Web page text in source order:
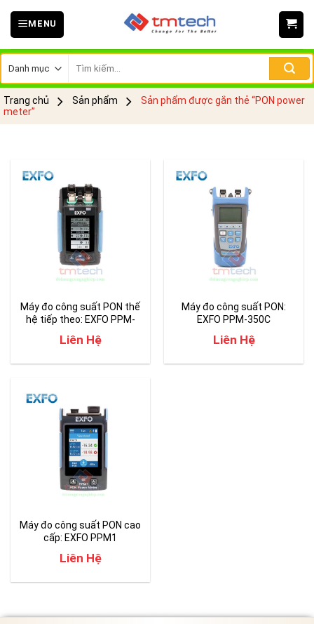
Skip
MENU
kiếm:
Trang chủ Sản phẩm
Sản phẩm được gắn thẻ “PON power
meter”
Máy đo công suất PON thế
hệ tiếp theo: EXFO PPM-
Liên Hệ
Máy đo công suất PON:
EXFO PPM-350C
Liên Hệ
Máy đo công suất PON cao
cấp: EXFO PPM1
Liên Hệ